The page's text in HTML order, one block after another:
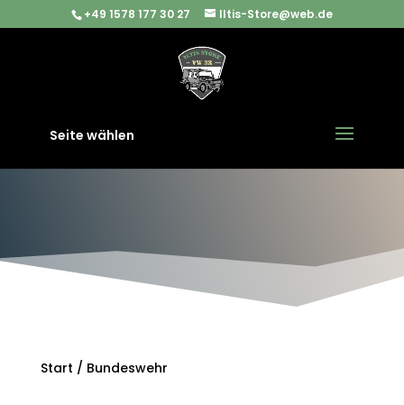
+49 1578 177 30 27 Iltis-Store@web.de
Seite wählen
Start / Bundeswehr